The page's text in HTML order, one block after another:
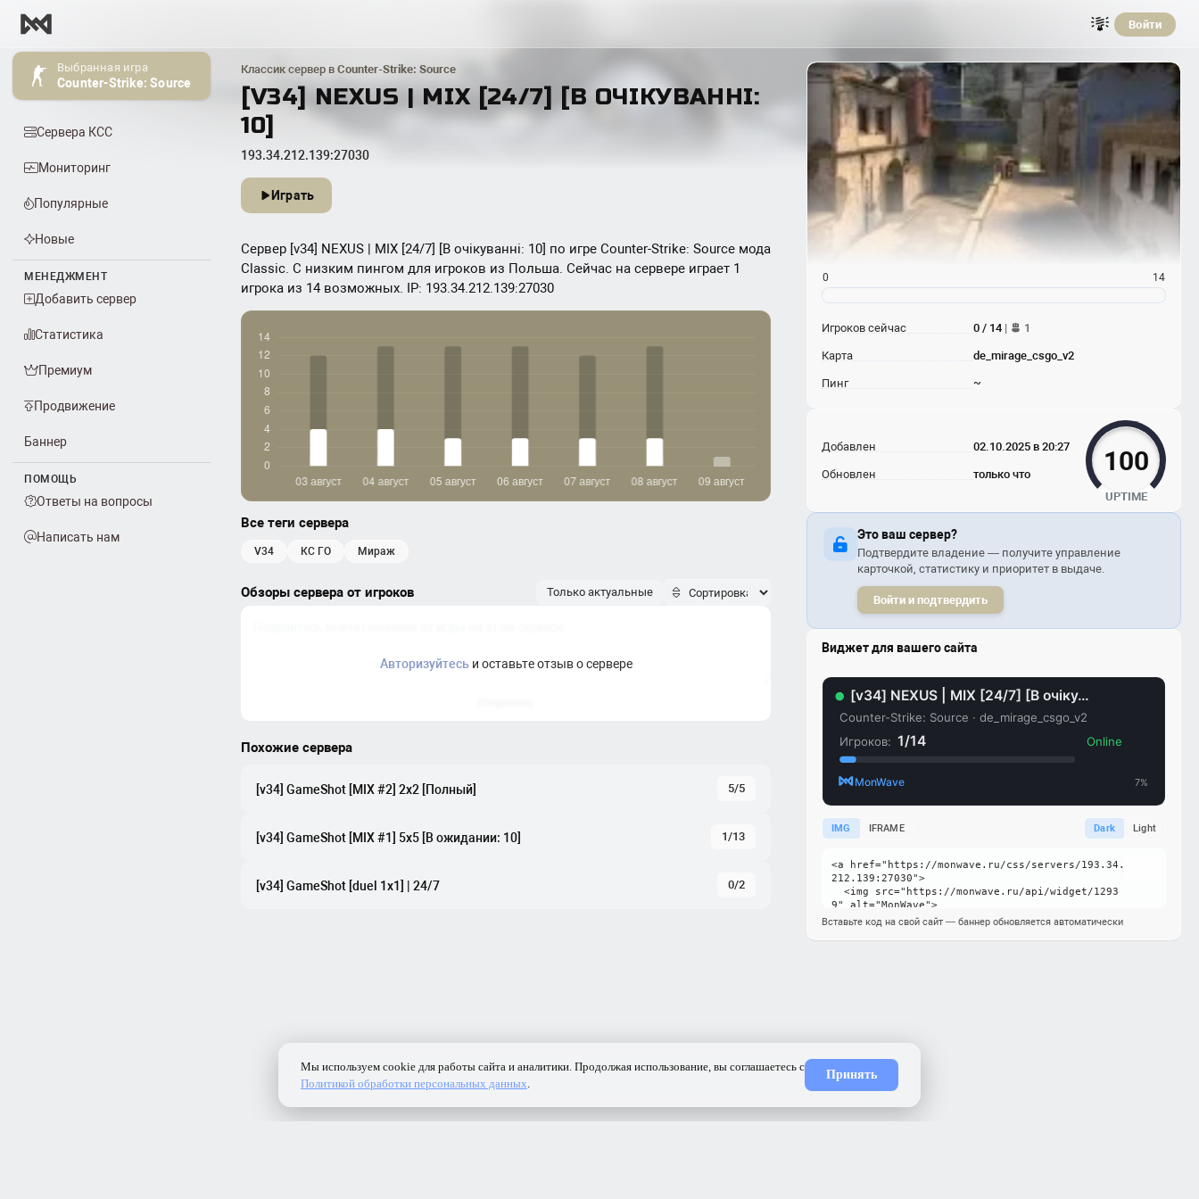
Войти
Выбранная игра
Counter-Strike: Source
Сервера КСС
Мониторинг
Популярные
Новые
МЕНЕДЖМЕНТ
Добавить сервер
Статистика
Премиум
Продвижение
Баннер
ПОМОЩЬ
Ответы на вопросы
Написать нам
Классик сервер в Counter-Strike: Source
[V34] NEXUS | MIX [24/7] [В ОЧІКУВАННІ:
10]
193.34.212.139:27030
Играть
Сервер [v34] NEXUS | MIX [24/7] [В очікуванні: 10] по игре Counter-Strike: Source мода
Classic. С низким пингом для игроков из Польша. Сейчас на сервере играет 1
игрока из 14 возможных. IP: 193.34.212.139:27030
Все теги сервера
v34 КС ГО мираж
Обзоры сервера от игроков Только актуальные
Авторизуйтесьи оставьте отзыв о сервере
Похожие сервера
[v34] GameShot [MIX #2] 2x2 [Полный] 5/5
[v34] GameShot [MIX #1] 5x5 [В ожидании: 10] 1/13
[v34] GameShot [duel 1x1] | 24/7 0/2
0 14
Игроков сейчас 0 / 14 | 1
Карта de_mirage_csgo_v2
Пинг ~
Добавлен 02.10.2025 в 20:27
Обновлен только что 100
UPTIME
Это ваш сервер?
Подтвердите владение — получите управление
карточкой, статистику и приоритет в выдаче.
Войти и подтвердить
Виджет для вашего сайта
IMG IFRAME Dark Light
Вставьте код на свой сайт — баннер обновляется автоматически